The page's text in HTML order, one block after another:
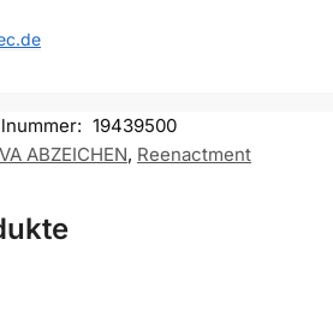
19439500
ABZEICHEN, Reenactment